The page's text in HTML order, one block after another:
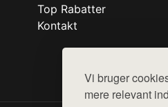
Vi bruger
mere relevant
Top Rabatter
Kontakt